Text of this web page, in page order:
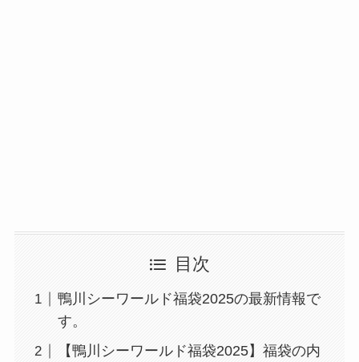
目次
鴨川シーワールド福袋2025の最新情報で
す。
【鴨川シーワールド福袋2025】福袋の内